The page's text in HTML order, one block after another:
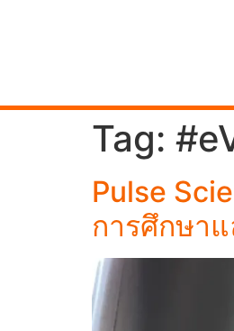
Tag:
Pulse
การศึกษา